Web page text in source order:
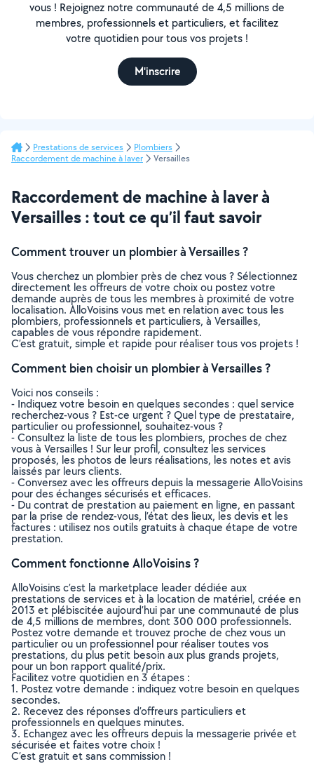
vous ! Rejoignez notre communauté de 4,5 millions de
membres, professionnels et particuliers, et facilitez
votre quotidien pour tous vos projets !
M'inscrire
Prestations de services
Plombiers
Raccordement de machine à laver
Versailles
Raccordement de machine à laver à
Versailles : tout ce qu’il faut savoir
Comment trouver un plombier à Versailles ?
Vous cherchez un plombier près de chez vous ? Sélectionnez
directement les offreurs de votre choix ou postez votre
demande auprès de tous les membres à proximité de votre
localisation. AlloVoisins vous met en relation avec tous les
plombiers, professionnels et particuliers, à Versailles,
capables de vous répondre rapidement.
C’est gratuit, simple et rapide pour réaliser tous vos projets !
Comment bien choisir un plombier à Versailles ?
Voici nos conseils :
- Indiquez votre besoin en quelques secondes : quel service
recherchez-vous ? Est-ce urgent ? Quel type de prestataire,
particulier ou professionnel, souhaitez-vous ?
- Consultez la liste de tous les plombiers, proches de chez
vous à Versailles ! Sur leur profil, consultez les services
proposés, les photos de leurs réalisations, les notes et avis
laissés par leurs clients.
- Conversez avec les offreurs depuis la messagerie AlloVoisins
pour des échanges sécurisés et efficaces.
- Du contrat de prestation au paiement en ligne, en passant
par la prise de rendez-vous, l’état des lieux, les devis et les
factures : utilisez nos outils gratuits à chaque étape de votre
prestation.
Comment fonctionne AlloVoisins ?
AlloVoisins c’est la marketplace leader dédiée aux
prestations de services et à la location de matériel, créée en
2013 et plébiscitée aujourd’hui par une communauté de plus
de 4,5 millions de membres, dont 300 000 professionnels.
Postez votre demande et trouvez proche de chez vous un
particulier ou un professionnel pour réaliser toutes vos
prestations, du plus petit besoin aux plus grands projets,
pour un bon rapport qualité/prix.
Facilitez votre quotidien en 3 étapes :
1. Postez votre demande : indiquez votre besoin en quelques
secondes.
2. Recevez des réponses d’offreurs particuliers et
professionnels en quelques minutes.
3. Echangez avec les offreurs depuis la messagerie privée et
sécurisée et faites votre choix !
C’est gratuit et sans commission !